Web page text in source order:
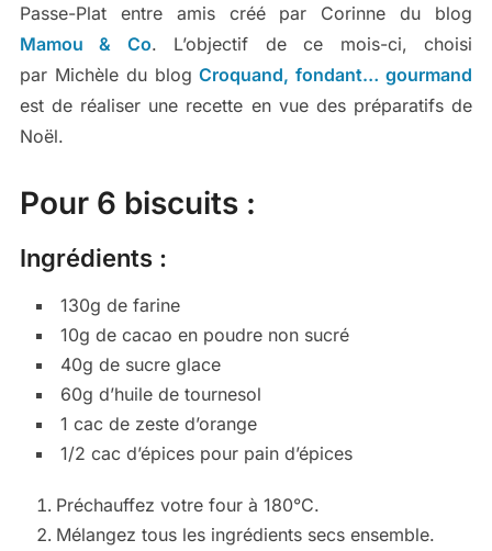
Passe-Plat entre amis créé par Corinne du blog
Mamou & Co. L’objectif de ce mois-ci, choisi
par Michèle du blogCroquand, fondant… gourmand
est de réaliser une recette en vue des préparatifs de
Noël.
Pour 6 biscuits :
Ingrédients :
130g de farine
10g de cacao en poudre non sucré
40g de sucre glace
60g d’huile de tournesol
1 cac de zeste d’orange
1/2 cac d’épices pour pain d’épices
Préchauffez votre four à 180°C.
Mélangez tous les ingrédients secs ensemble.